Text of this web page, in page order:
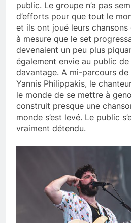
public. Le groupe n’a pas
d’efforts pour que tout le
et ils ont joué leurs
à mesure que le set
devenaient un peu plus
également envie au public
davantage. A mi-parcours
Yannis Philippakis, le
le monde de se mettre à
construit presque une
monde s’est levé. Le public
vraiment détendu.